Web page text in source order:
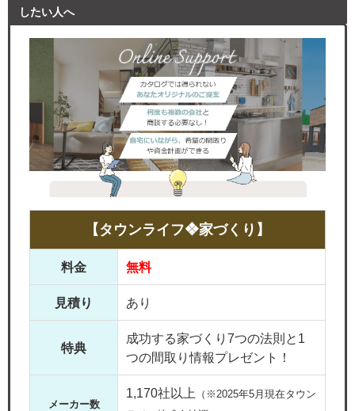
したい人へ
【タウンライフ❖家づくり】
料金 無料
見積り あり
特典
成功する家づくり7つの法則と1
つの間取り情報プレゼント！
メーカー数
1,170社以上
（※2025年5月現在タウン